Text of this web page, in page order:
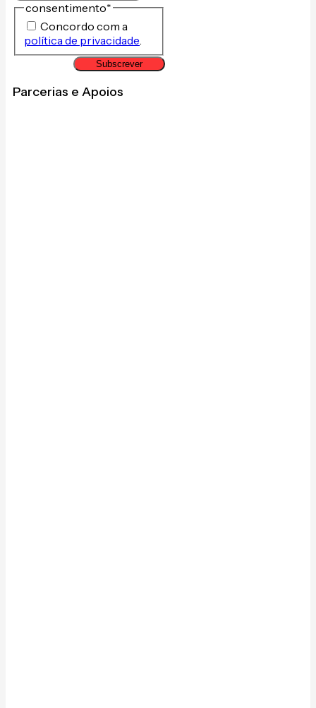
consentimento*
Concordo com a
política de privacidade
Subscrever
Parcerias e Apoios